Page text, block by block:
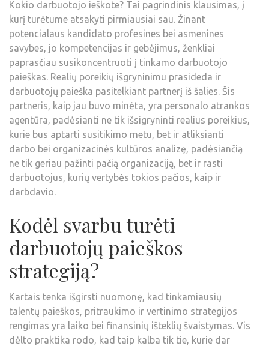
Kokio darbuotojo ieškote? Tai pagrindinis klausimas, į
kurį turėtume atsakyti pirmiausiai sau. Žinant
potencialaus kandidato profesines bei asmenines
savybes, jo kompetencijas ir gebėjimus, ženkliai
paprasčiau susikoncentruoti į tinkamo darbuotojo
paieškas. Realių poreikių išgryninimu prasideda ir
darbuotojų paieška pasitelkiant partnerį iš šalies. Šis
partneris, kaip jau buvo minėta, yra personalo atrankos
agentūra, padėsianti ne tik išsigryninti realius poreikius,
kurie bus aptarti susitikimo metu, bet ir atliksianti
darbo bei organizacinės kultūros analizę, padėsiančią
ne tik geriau pažinti pačią organizaciją, bet ir rasti
darbuotojus, kurių vertybės tokios pačios, kaip ir
darbdavio.
Kodėl svarbu turėti
darbuotojų paieškos
strategiją?
Kartais tenka išgirsti nuomonę, kad tinkamiausių
talentų paieškos, pritraukimo ir vertinimo strategijos
rengimas yra laiko bei finansinių išteklių švaistymas. Vis
dėlto praktika rodo, kad taip kalba tik tie, kurie dar